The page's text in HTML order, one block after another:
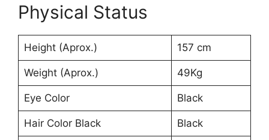
Physical Status
Height (Aprox.) 157 cm
Weight (Aprox.) 49Kg
Eye Color Black
Hair Color Black Black